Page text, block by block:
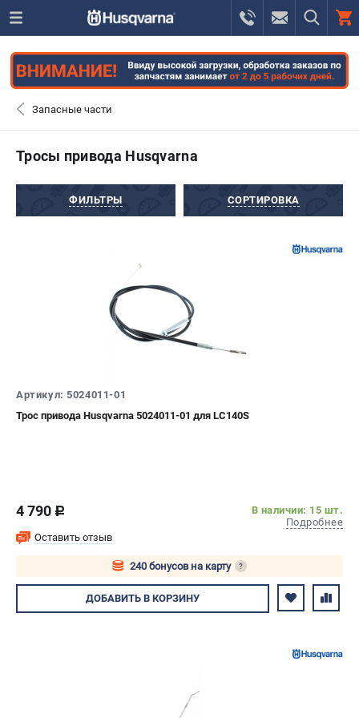
ИЗБРАННОЕ ( 0 )
ЗАКАЗАТЬ ЗАПЧАСТЬ
0 ₽
ПОДДЕРЖКА
Сервисный центр
Гарантия Husqvarna
Нашли дешевле?
Запасные части
Тросы привода Husqvarna
ФИЛЬТРЫ СОРТИРОВКА
Артикул: 5024011-01
Трос привода Husqvarna 5024011-01 для LC140S
4 790 c
В наличии: 15 шт.
Подробнее
Оставить отзыв
240 бонусов на карту ?
Авторизуйтесь
ДОБАВИТЬ В КОРЗИНУ